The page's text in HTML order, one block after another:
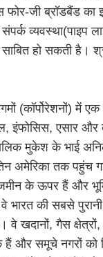
जी ब्रॉडबैंड का
संपर्क
हो सकती है।
(कॉर्पोरेशनों) में
इंफोसिस, एसार
मुकेश के भाई
अमेरिका तक पहुंच
के ऊपर हैं और
भारत की सबसे
वे खदानों, गैस
हैं और समूचे नगरों